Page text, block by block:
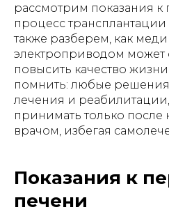
рассмотрим показания к
процесс трансплантации
также разберем, как
электроприводом может
повысить качество
помнить: любые
лечения и
принимать только после
врачом, избегая
Показания к
печени